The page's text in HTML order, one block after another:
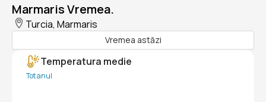
Marmaris Vremea.
Turcia, Marmaris
Vremea astăzi
Temperatura medie
Tot anul